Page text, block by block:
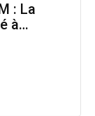
: La
à